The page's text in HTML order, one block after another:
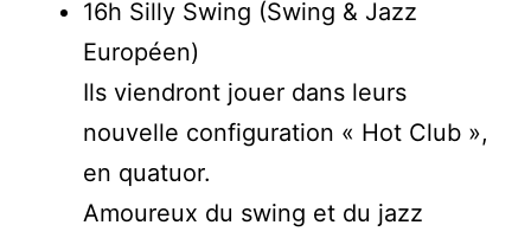
16h Silly Swing (Swing & Jazz
Européen)
Ils viendront jouer dans leurs
nouvelle configuration « Hot Club »,
en quatuor.
Amoureux du swing et du jazz